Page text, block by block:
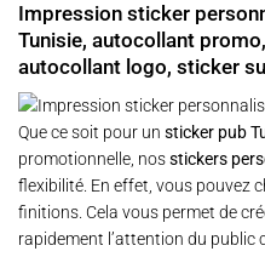
Impression sticker
Tunisie, autocollant
autocollant logo, sticker
Que ce soit pour un sticker pub
promotionnelle, nosstickers
flexibilité. En effet, vous pouvez
finitions. Cela vous permet de
rapidement l’attention du public